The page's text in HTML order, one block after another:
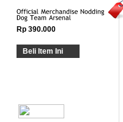
Rp 390.000
Beli Item Ini